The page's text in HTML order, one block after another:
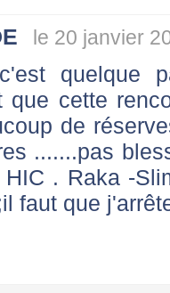
le 20 janvier
quelque
que cette
de
.......pas
. Raka -
faut que